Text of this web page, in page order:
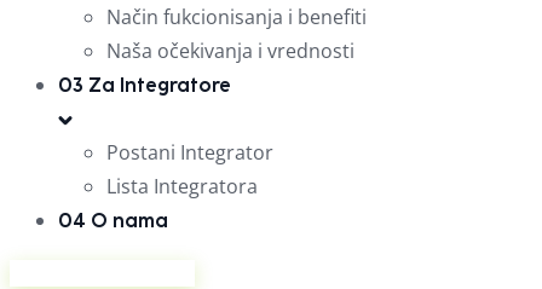
Način fukcionisanja i benefiti
Naša očekivanja i vrednosti
03 Za Integratore
Postani Integrator
Lista Integratora
04 O nama